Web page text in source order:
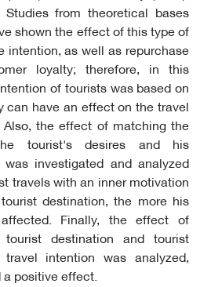
from theoretical bases
shown the effect of this type of
intention, as well as repurchase
loyalty; therefore, in this
of tourists was based on
can have an effect on the travel
the effect of matching the
tourist's desires and his
investigated and analyzed
travels with an inner motivation
destination, the more his
Finally, the effect of
destination and tourist
intention was analyzed,
positive effect.